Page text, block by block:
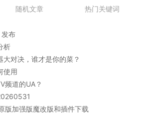
随机文章 热门关键词
发布
析
大对决，谁才是你的菜？
使用
频道的UA？
版加强版魔改版和插件下载